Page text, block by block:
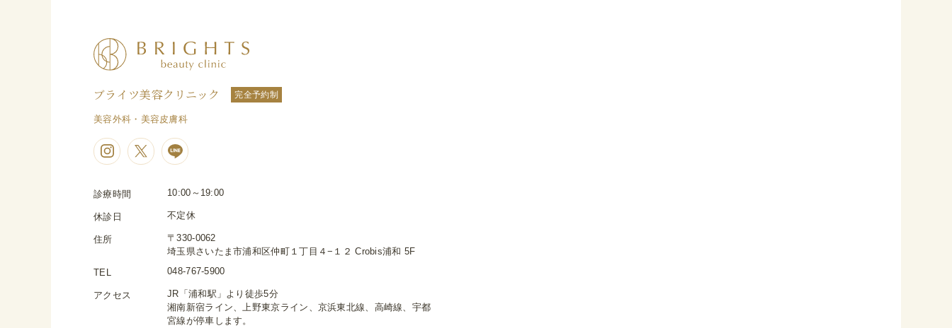
ブライツ美容クリニック 完全予約制
美容外科・美容皮膚科
診療時間 10:00～19:00
休診日 不定休
住所
〒330-0062
埼玉県さいたま市浦和区仲町１丁目４−１２ Crobis浦和 5F
TEL 048-767-5900
アクセス
JR「浦和駅」より徒歩5分
湘南新宿ライン、上野東京ライン、京浜東北線、高崎線、宇都
宮線が停車します。